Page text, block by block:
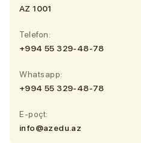
AZ 1001
Telefon:
+994 55 329-48-78
Whatsapp:
+994 55 329-48-78
E-poçt:
info@azedu.az